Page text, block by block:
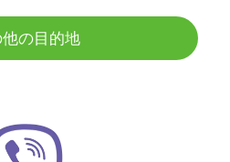
の目的地